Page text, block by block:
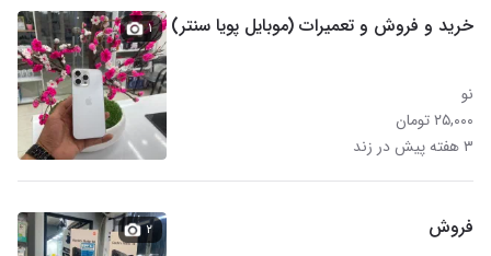
خرید و فروش و تعمیرات (موبایل پویا سنتر)
نو
۲۵,۰۰۰ تومان
۳ هفته پیش در زند
۱
فروش ۲